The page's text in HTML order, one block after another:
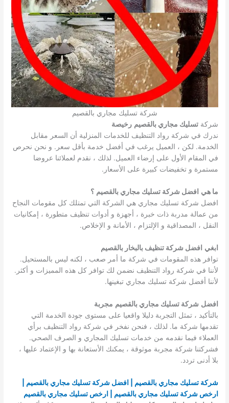
شركة تسليك مجاري بالقصيم
شركةتسليك مجاري بالقصيم رخيصة
ندرك في شركة رواد التنظيف للخدمات المنزلية أن السعر مقابل
الخدمة. لكن ، العميل يرغب في أفضل خدمة بأقل سعر. و نحن نحرص
في المقام الأول على إرضاء العميل. لذلك ، نقدم لعملائنا عروضا
مستمرة و تخفيضات كبيرة على الأسعار.
ما هي افضل شركة تسليك مجاري بالقصيم ؟
افضل شركة تسليك مجاري هي الشركة التي تمتلك كل مقومات النجاح
من عمالة مدربة ذات خبرة ، أجهزة و أدوات تنظيف متطورة ، إمكانيات
النقل ، المصداقية و الإلتزام ، الأمانة و الإخلاص.
ابغي افضل شركة تنظيف بالبخار بالقصيم
توافر هذه المقومات في شركة ما أمر صعب ، لكنه ليس بالمستحيل.
لأننا في شركة رواد التنظيف نضمن لك توافر كل هذه المميزات و أكثر.
لأننا أفضل شركة تسليك مجاري تبغينها.
افضل شركة تسليك مجاري بالقصيم مجربة
بالتأكيد ، تمثل التجربة دليلا واقعيا على مستوى جودة الخدمة التي
تقدمها شركة ما. لذلك ، فنحن نفخر في شركة رواد التنظيف برأي
العملاء فيما نقدمه من خدمات تسليك المجاري و الصرف الصحي.
فشركتنا شركة مجربة موثوقة ، يمكنك الأستعانة بها و الإعتماد عليها ،
بلا أدنى تردد.
شركة تسليك مجاري بالقصيم | افضل شركة تسليك مجاري بالقصيم |
ارخص شركة تسليك مجاري بالقصيم | ارخص تسليك مجاري بالقصيم